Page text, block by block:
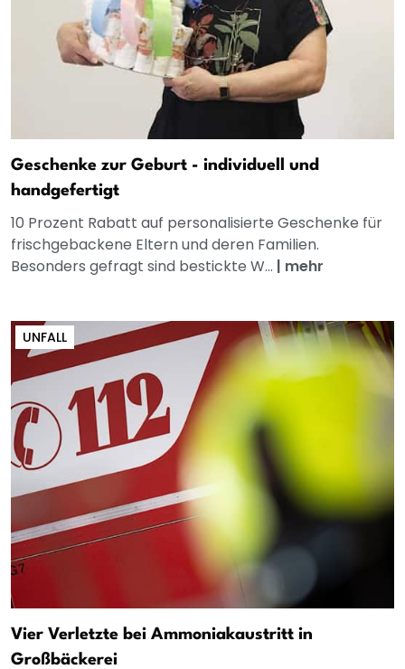
Geschenke zur Geburt - individuell und
handgefertigt
10 Prozent Rabatt auf personalisierte Geschenke für
frischgebackene Eltern und deren Familien.
Besonders gefragt sind bestickte W... | mehr
UNFALL
Vier Verletzte bei Ammoniakaustritt in
Großbäckerei